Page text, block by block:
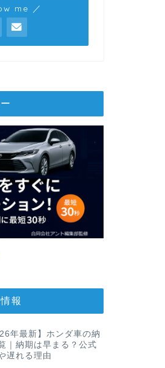
me ／
報
年最新】ホンダ車の納
｜納期は早まる？公式
遅れる理由